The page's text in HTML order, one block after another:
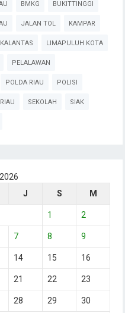
BMKG BUKITTINGGI
JALAN TOL KAMPAR
LIMAPULUH KOTA
PELALAWAN
POLDA RIAU POLISI
RIAU SEKOLAH SIAK
J S M
1 2
7 8 9
14 15 16
21 22 23
28 29 30